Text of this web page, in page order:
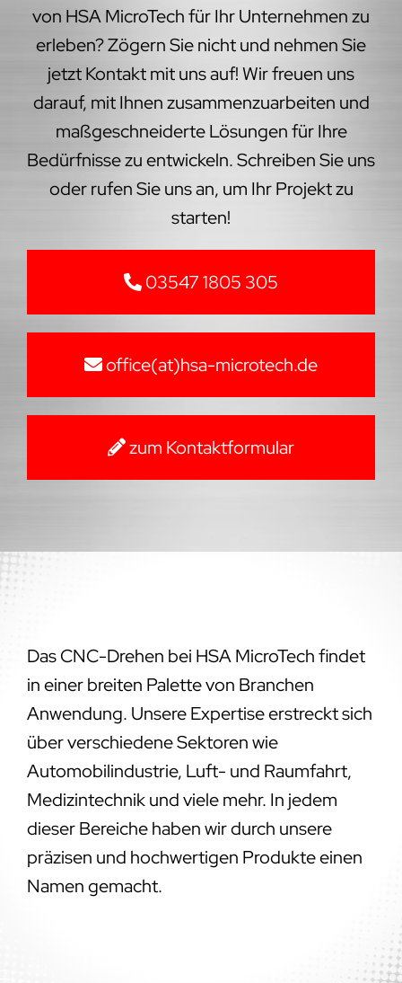
von HSA MicroTech für Ihr Unternehmen zu
erleben? Zögern Sie nicht und nehmen Sie
jetzt Kontakt mit uns auf! Wir freuen uns
darauf, mit Ihnen zusammenzuarbeiten und
maßgeschneiderte Lösungen für Ihre
Bedürfnisse zu entwickeln. Schreiben Sie uns
oder rufen Sie uns an, um Ihr Projekt zu
starten!
03547 1805 305
office(at)hsa-microtech.de
zum Kontaktformular
Das CNC-Drehen bei HSA MicroTech findet
in einer breiten Palette von Branchen
Anwendung. Unsere Expertise erstreckt sich
über verschiedene Sektoren wie
Automobilindustrie, Luft- und Raumfahrt,
Medizintechnik und viele mehr. In jedem
dieser Bereiche haben wir durch unsere
präzisen und hochwertigen Produkte einen
Namen gemacht.